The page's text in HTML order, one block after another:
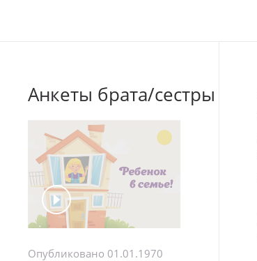
Анкеты брата/сестры
Опубликовано 01.01.1970